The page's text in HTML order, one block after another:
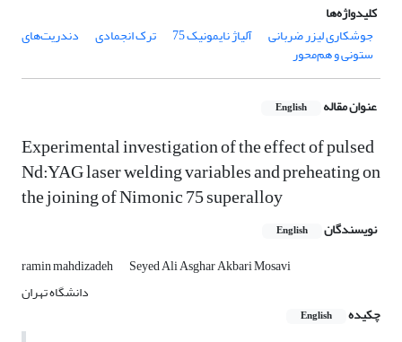
کلیدواژه‌ها
جوشکاری لیزر ضربانی
آلیاژ نایمونیک 75 ترک انجمادی دندریت‌های
ستونی و هم‌محور
عنوان مقاله English
Experimental investigation of the effect of pulsed
Nd:YAG laser welding variables and preheating on
the joining of Nimonic 75 superalloy
نویسندگان English
ramin mahdizadeh
Seyed Ali Asghar Akbari Mosavi
دانشگاه تهران
چکیده
English